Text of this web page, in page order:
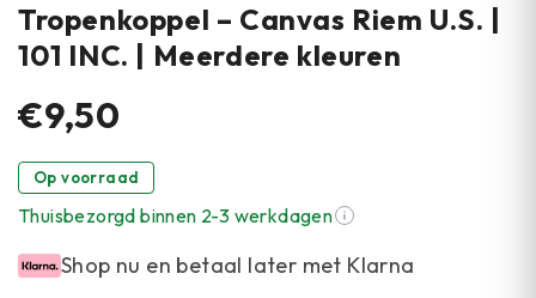
Tropenkoppel – Canvas Riem U.S. |
101 INC. | Meerdere kleuren
€9,50
Op voorraad
Thuisbezorgd binnen 2-3 werkdagen
Shop nu en betaal later met Klarna